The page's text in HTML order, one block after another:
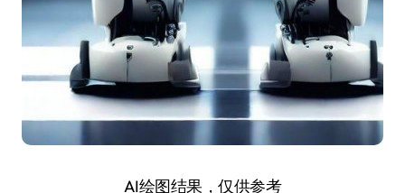
AI绘图结果，仅供参考